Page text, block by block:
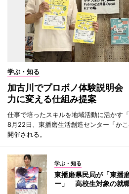
学ぶ・知る
加古川でプロボノ体験説明
力に変える仕組み提案
仕事で培ったスキルを地域活動に活かす
8月22日、東播磨生活創造センター「か
開催される。
学ぶ・知る
東播磨県民局が「東播
ー」 高校生対象の就